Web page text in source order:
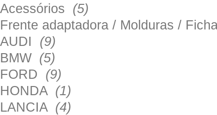
Acessórios (5)
Frente adaptadora / Molduras /
AUDI (9)
BMW (5)
FORD (9)
HONDA (1)
LANCIA (4)